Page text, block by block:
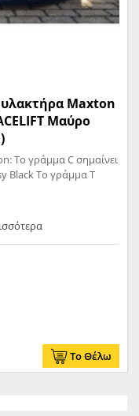
Maxton
Μαύρο
Το γράμμα C σημαίνει
Black Το γράμμα T
Το Θέλω